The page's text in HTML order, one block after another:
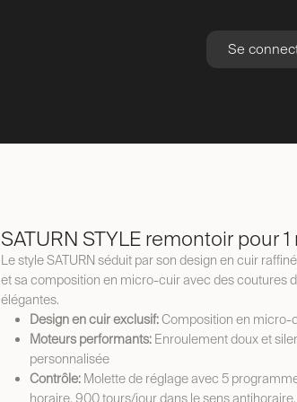
Se
SATURN STYLE remontoir pour
Le style SATURN séduit par son design en cuir
et sa composition en micro-cuir avec des coutures
élégantes.
Design en cuir exclusif:Composition en micro-
Moteurs performants: Enroulement doux et
personnalisée
Contrôle: Molette de réglage avec 5
horaire, 900 tours/jour dans le sens